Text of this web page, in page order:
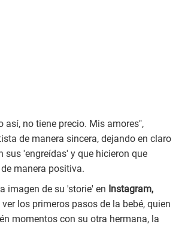
así, no tiene precio. Mis amores",
de manera sincera, dejando en claro
sus 'engreídas' y que hicieron que
manera positiva.
imagen de su 'storie' en Instagram,
los primeros pasos de la bebé, quien
momentos con su otra hermana, la